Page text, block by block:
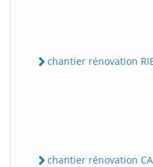
chantier rénovation
chantier rénovation